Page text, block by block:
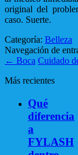
original del
caso. Suerte.
Categoría: Belleza
Navegación de
← Boca Cuidado
Más recientes
Qué
diferencia
a
FYLASH